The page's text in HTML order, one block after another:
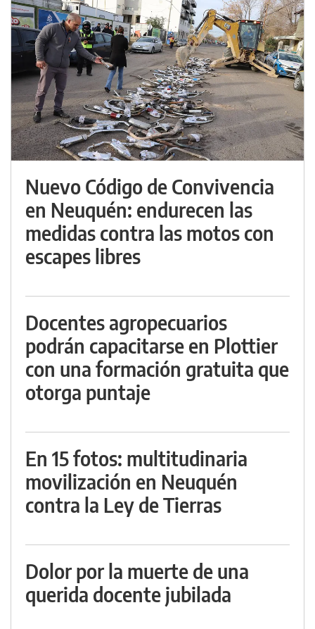
Nuevo Código de Convivencia
en Neuquén: endurecen las
medidas contra las motos con
escapes libres
Docentes agropecuarios
podrán capacitarse en Plottier
con una formación gratuita que
otorga puntaje
En 15 fotos: multitudinaria
movilización en Neuquén
contra la Ley de Tierras
Dolor por la muerte de una
querida docente jubilada